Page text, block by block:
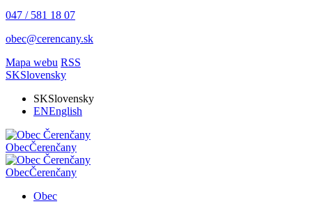
047 / 581 18 07
obec@cerencany.sk
Mapa webu RSS
SKSlovensky
SKSlovensky
ENEnglish
ObecČerenčany
ObecČerenčany
Obec